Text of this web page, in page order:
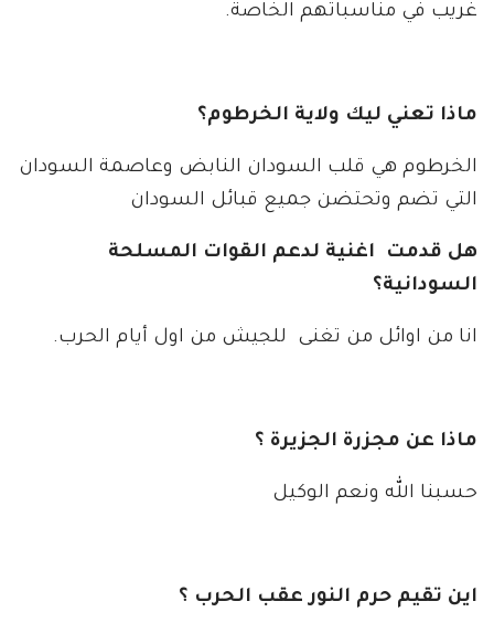
غريب في مناسباتهم الخاصة.
ماذا تعني ليك ولاية الخرطوم؟
الخرطوم هي قلب السودان النابض وعاصمة السودان
التي تضم وتحتضن جميع قبائل السودان
هل قدمت اغنية لدعم القوات المسلحة
السودانية؟
انا من اوائل من تغنى للجيش من اول أيام الحرب.
ماذا عن مجزرة الجزيرة ؟
حسبنا الله ونعم الوكيل
اين تقيم حرم النور عقب الحرب ؟